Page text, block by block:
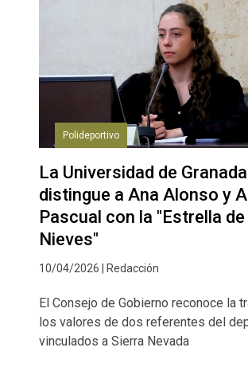
Polideportivo
La Universidad de Granada
distingue a Ana Alonso y
Pascual con la "Estrella
Nieves"
10/04/2026 | Redacción
El Consejo de Gobierno reconoce la
los valores de dos referentes del
vinculados a Sierra Nevada